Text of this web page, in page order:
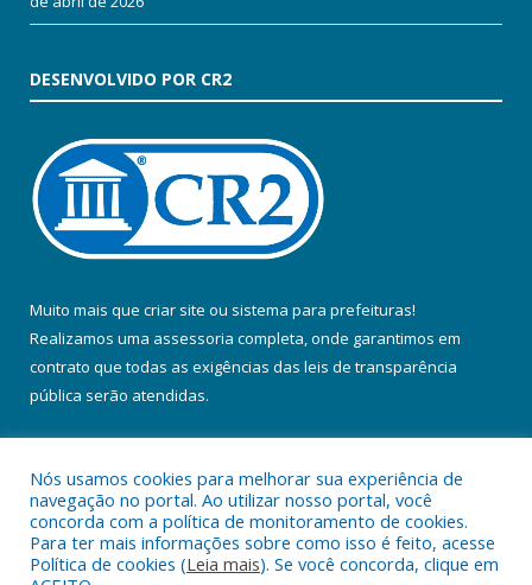
DESENVOLVIDO POR CR2
Muito mais que criar site ou sistema para prefeituras!
Realizamos uma assessoria completa, onde garantimos em
contrato que todas as exigências das leis de transparência
pública serão atendidas.
Todos os direitos reservados a Prefeitura Municipal de Colares.
Nós usamos cookies para melhorar sua experiência de
navegação no portal. Ao utilizar nosso portal, você
concorda com a política de monitoramento de cookies.
Para ter mais informações sobre como isso é feito, acesse
Política de cookies (Leia mais). Se você concorda, clique em